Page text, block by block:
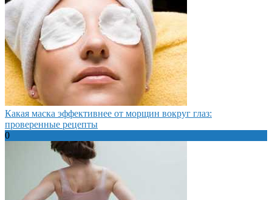
Какая маска эффективнее от морщин вокруг глаз:
проверенные рецепты
0